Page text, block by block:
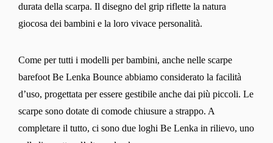
Cambia regione
Seleziona il paese di consegna
durata della scarpa. Il disegno del grip riflette la natura
giocosa dei bambini e la loro vivace personalità.
Come per tutti i modelli per bambini, anche nelle scarpe
barefoot Be Lenka Bounce abbiamo considerato la facilità
d’uso, progettata per essere gestibile anche dai più piccoli. Le
scarpe sono dotate di comode chiusure a strappo. A
completare il tutto, ci sono due loghi Be Lenka in rilievo, uno